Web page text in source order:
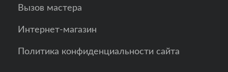
Вызов мастера
Интернет-магазин
Политика конфиденциальности сайта